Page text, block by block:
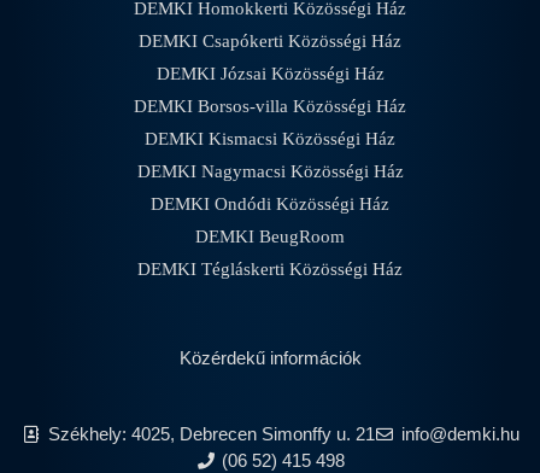
DEMKI Homokkerti Közösségi Ház
DEMKI Csapókerti Közösségi Ház
DEMKI Józsai Közösségi Ház
DEMKI Borsos-villa Közösségi Ház
DEMKI Kismacsi Közösségi Ház
DEMKI Nagymacsi Közösségi Ház
DEMKI Ondódi Közösségi Ház
DEMKI BeugRoom
DEMKI Tégláskerti Közösségi Ház
Közérdekű információk
Székhely: 4025, Debrecen Simonffy u. 21
info@demki.hu
(06 52) 415 498